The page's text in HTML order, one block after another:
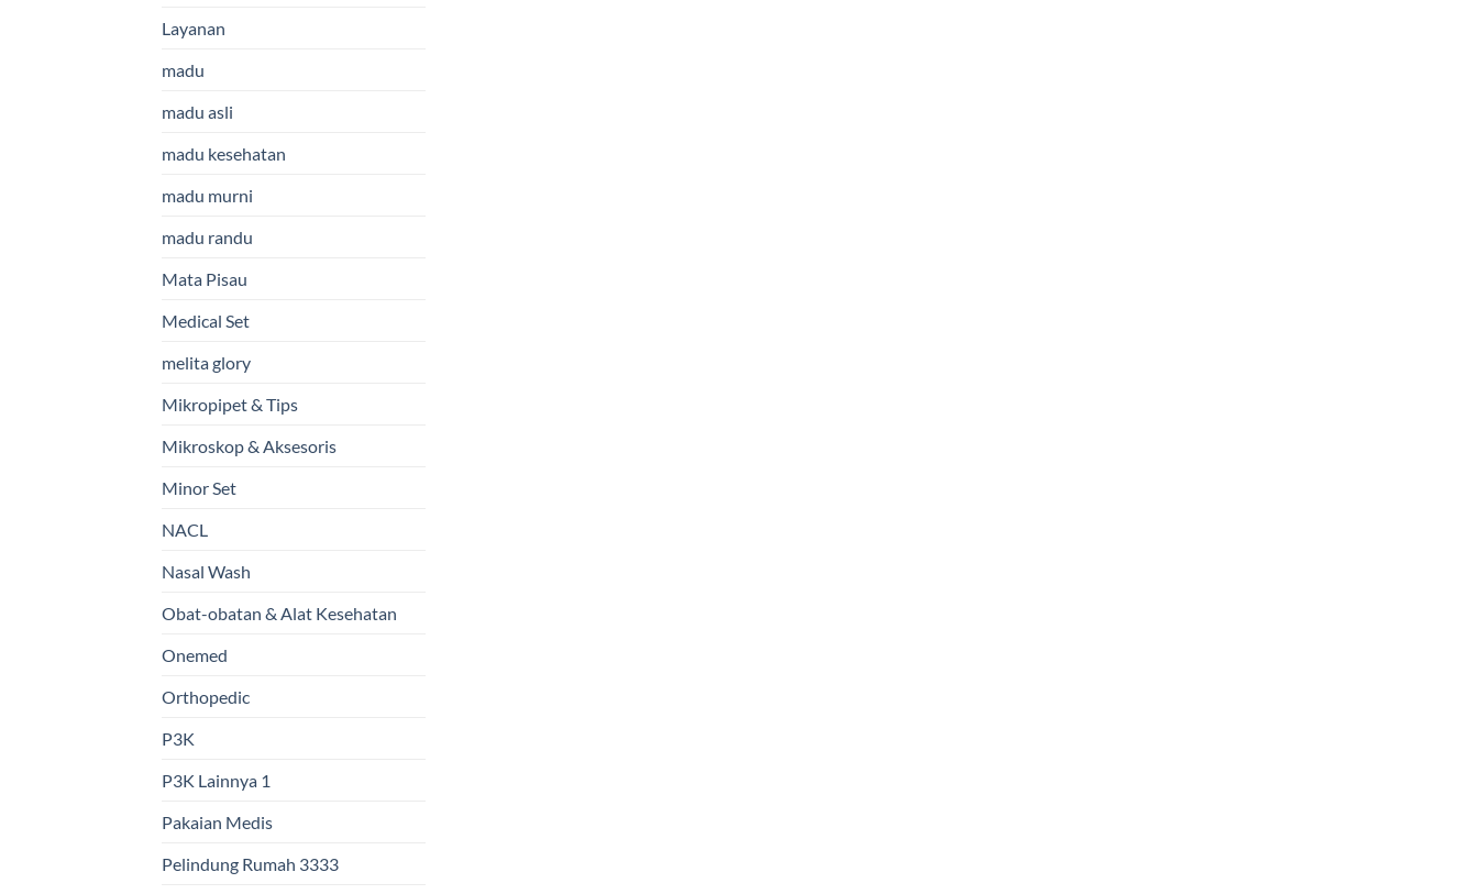
Layanan
madu
madu asli
madu kesehatan
madu murni
madu randu
Mata Pisau
Medical Set
melita glory
Mikropipet & Tips
Mikroskop & Aksesoris
Minor Set
NACL
Nasal Wash
Obat-obatan & Alat Kesehatan
Onemed
Orthopedic
P3K
P3K Lainnya 1
Pakaian Medis
Pelindung Rumah 3333